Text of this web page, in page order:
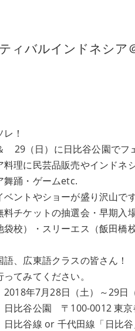
ィバルインドネシア
！
29（日）に日比谷公園でフ
料理に民芸品販売やインドネ
舞踊・ゲームetc.
ントやショーが盛り沢山です
チケットの抽選会・早期入
袋校）・スリーエス（飯田
、広東語クラスの皆さん！
てみてください。
年7月28日（土）～29
谷公園 〒100-0012 東京
比谷線 or 千代田線「日比